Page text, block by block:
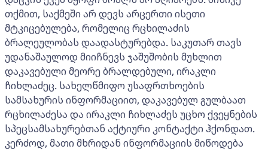
თქმით, საქმეში არ დევს არცერთი ისეთი
მტკიცებულება, რომელიც რცხილაძის
ბრალეულობას დაადასტურებდა. საკუთარ თავს
უდანაშაულოდ მიიჩნევს ჯაშუშობის მუხლით
დაკავებული მეორე ბრალდებული, ირაკლი
ჩიხლაძეც. სახელწმიფო უსაფრთხოების
სამსახურის ინფორმაციით, დაკავებულ გულბაათ
რცხილაძესა და ირაკლი ჩიხლაძეს უცხო ქვეყნების
სპეცსამსახურებთან აქტიური კონტაქტი ჰქონდათ.
კერძოდ, მათი მხრიდან ინფორმაციის მიწოდება